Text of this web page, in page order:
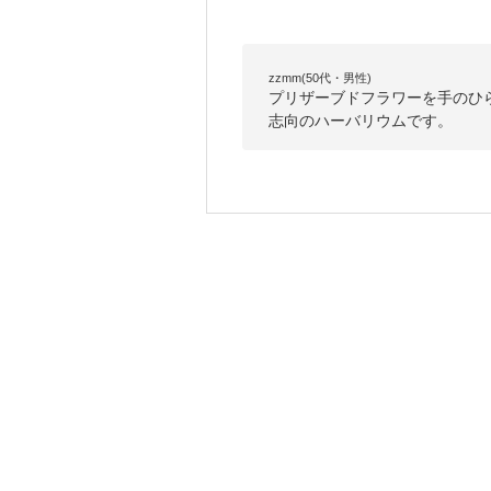
zzmm(50代・男性)
プリザーブドフラワーを手の
志向のハーバリウムです。